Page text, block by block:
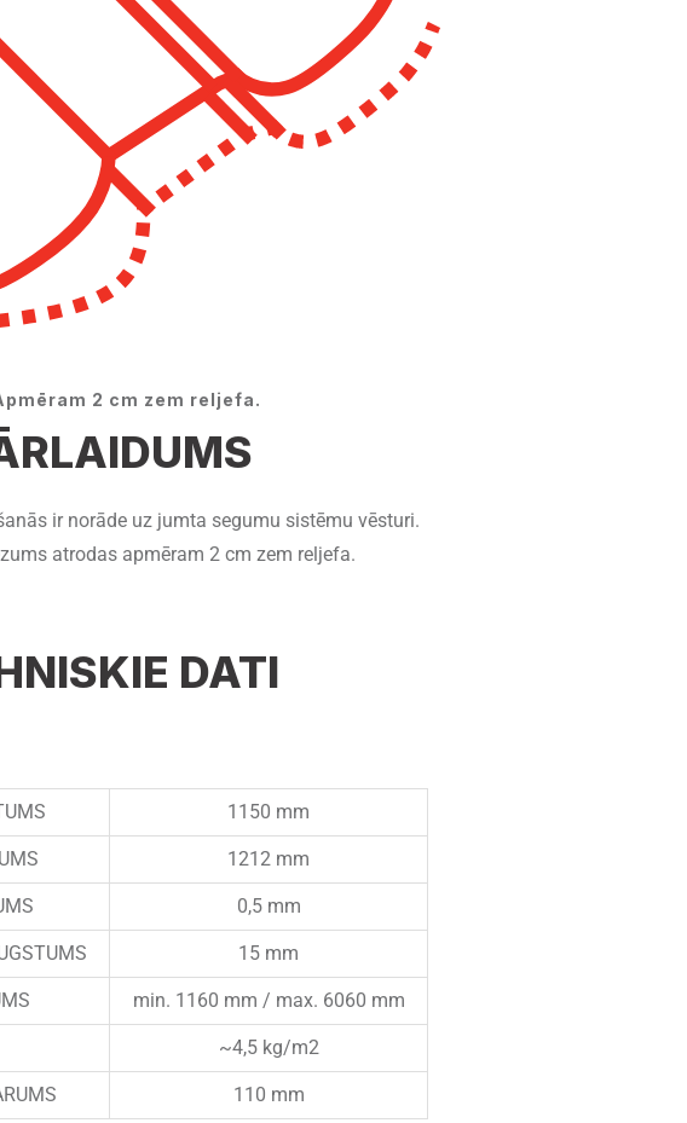
2 cm zem reljefa.
ir norāde uz jumta segumu sistēmu vēsturi.
atrodas apmēram 2 cm zem reljefa.
DATI
1150 mm
1212 mm
0,5 mm
15 mm
min. 1160 mm / max. 6060 mm
~4,5 kg/m2
110 mm